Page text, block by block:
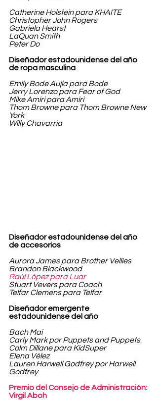
Catherine Holstein para KHAITE
Christopher John Rogers
Gabriela Hearst
LaQuan Smith
Peter Do
Diseñador estadounidense del año
de ropa masculina
Emily Bode Aujla para Bode
Jerry Lorenzo para Fear of God
Mike Amiri para Amiri
Thom Browne para Thom Browne New
York
Willy Chavarria
Diseñador estadounidense del año
de accesorios
Aurora James para Brother Vellies
Brandon Blackwood
Raúl López para Luar
Stuart Vevers para Coach
Telfar Clemens para Telfar
Diseñador emergente
estadounidense del año
Bach Mai
Carly Mark por Puppets and Puppets
Colm Dillane para KidSuper
Elena Vélez
Lauren Harwell Godfrey por Harwell
Godfrey
Premio del Consejo de Administración:
Virgil Aboh